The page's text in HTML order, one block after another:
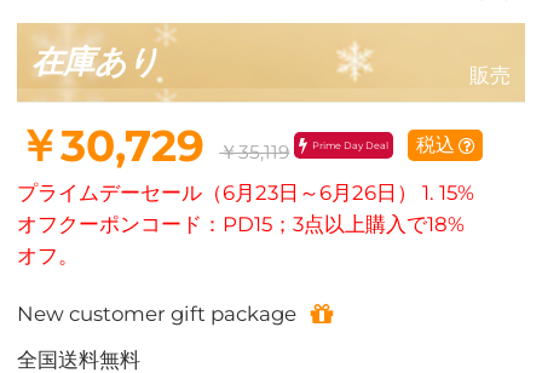
在庫あり 販売
￥30,729 ￥35,119 Prime Day Deal 税込
プライムデーセール（6月23日～6月26日） 1. 15%
オフクーポンコード：PD15；3点以上購入で18%
オフ。
New customer gift package
全国送料無料